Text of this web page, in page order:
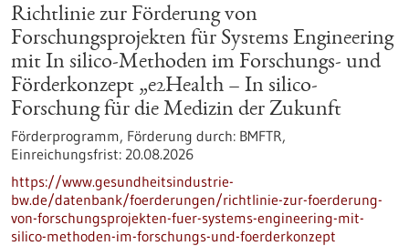
Richtlinie zur Förderung von
Forschungsprojekten für Systems Engineering
mit In silico-Methoden im Forschungs- und
Förderkonzept „e2Health – In silico-
Forschung für die Medizin der Zukunft
Förderprogramm, Förderung durch: BMFTR,
Einreichungsfrist: 20.08.2026
https://www.gesundheitsindustrie-
bw.de/datenbank/foerderungen/richtlinie-zur-foerderung-
von-forschungsprojekten-fuer-systems-engineering-mit-
silico-methoden-im-forschungs-und-foerderkonzept